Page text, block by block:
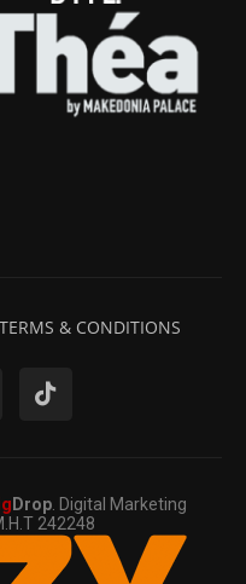
TERMS & CONDITIONS
Drop . Digital Marketing
242248